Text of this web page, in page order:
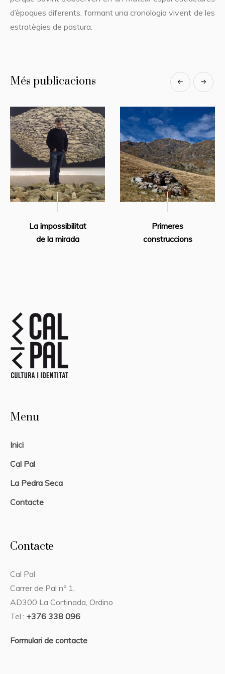
d’èpoques diferents, formant una cronologia vivent de les
estratègies de pastura.
Més publicacions
La impossibilitat
de la mirada
Primeres
construccions
Menu
Inici
Cal Pal
La Pedra Seca
Contacte
Contacte
Cal Pal
Carrer de Pal nº 1,
AD300 La Cortinada, Ordino
Tel.: +376 338 096
Formulari de contacte